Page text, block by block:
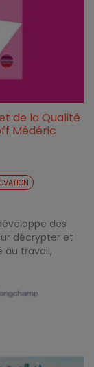
de la Qualité
Médéric
des
décrypter et
au travail,